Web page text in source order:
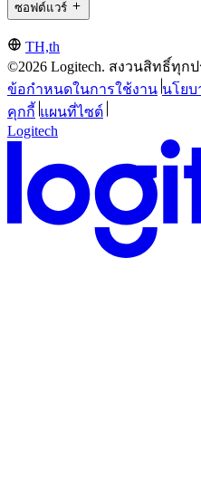
ซอฟต์แวร์
TH,th
©2026 Logitech. สงวนสิทธิ์ทุก
ข้อกำหนดในการใช้งาน นโยบ
คุกกี้ แผนที่ไซต์
Logitech